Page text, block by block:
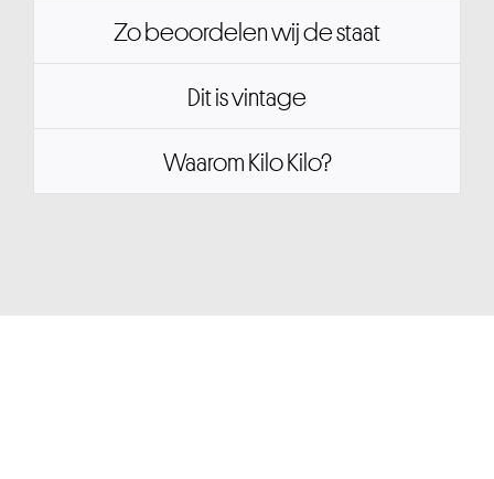
Zo beoordelen wij de staat
Dit is vintage
Waarom Kilo Kilo?